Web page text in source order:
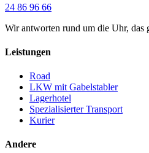
24 86 96 66
Wir antworten rund um die Uhr, das
Leistungen
Road
LKW mit Gabelstabler
Lagerhotel
Spezialisierter Transport
Kurier
Andere